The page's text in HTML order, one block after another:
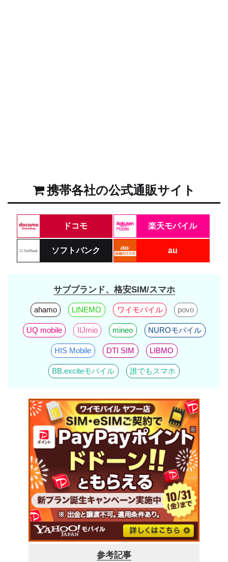
携帯各社の公式通販サイト
ドコモ 楽天モバイル
ソフトバンク au
サブブランド、格安SIM/スマホ
ahamo LINEMO ワイモバイル povo
UQ mobile IIJmio mineo NUROモバイル
HIS Mobile DTI SIM LIBMO
BB.exciteモバイル 誰でもスマホ
参考記事